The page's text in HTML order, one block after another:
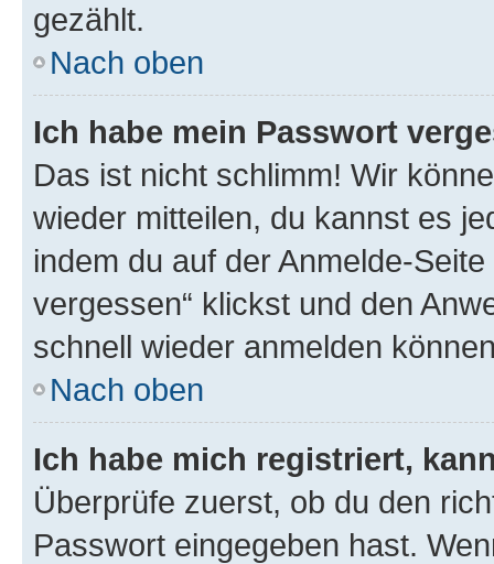
gezählt.
Nach oben
Ich habe mein Passwort
Das ist nicht schlimm! Wir
wieder mitteilen, du kannst es
indem du auf der Anmelde-
vergessen“ klickst und den
schnell wieder anmelden
Nach oben
Ich habe mich registriert,
Überprüfe zuerst, ob du den
Passwort eingegeben hast.